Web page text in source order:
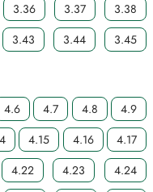
3.36 3.37
3.38
3.43 3.44
3.45
4.6 4.7 4.8
4.9
4.15 4.16
4.17
4.22 4.23
4.24